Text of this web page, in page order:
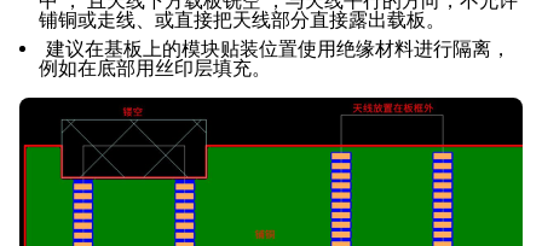
铺铜或走线、或直接把天线部分直接露出载板。
建议在基板上的模块贴装位置使用绝缘材料进行隔离，
例如在底部用丝印层填充。